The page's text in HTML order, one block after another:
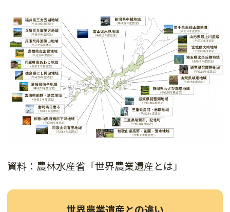
資料：農林水産省「世界農業遺産とは」